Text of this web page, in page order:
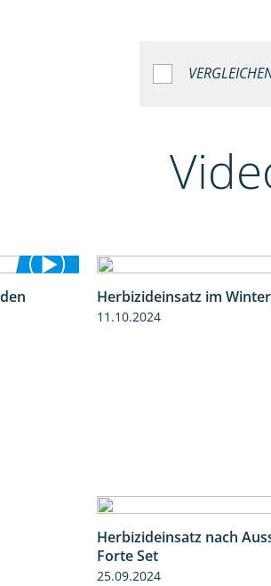
Herbizideinsatz im
11.10.2024
Herbizideinsatz nach
Forte Set
25.09.2024